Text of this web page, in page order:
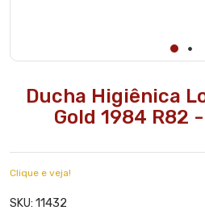
Ducha Higiênica
Gold 1984 R82
Clique e veja!
SKU: 11432